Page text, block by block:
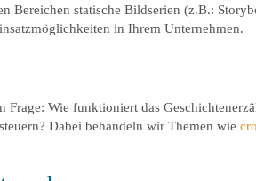
Bereichen statische Bildserien (z.B.:
in Ihrem Unternehmen.
Frage: Wie funktioniert das
Dabei behandeln wir Themen wie